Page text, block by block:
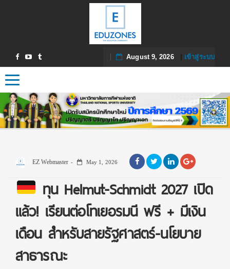
August 9, 2026| เข้าสู่ระบบ
Toggle navigation
EZ Webmaster May 1, 2026
ทุน Helmut-Schmidt 2027 เปิด
แล้ว! เรียนต่อโทเยอรมนี ฟรี + มีเงิน
เดือน สำหรับสายรัฐศาสตร์-นโยบาย
สาธารณะ